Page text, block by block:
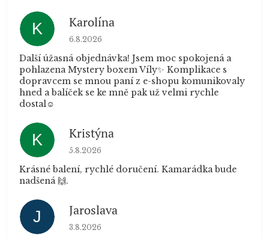
K Karolína
Hodnocení obchodu je 5 z 5 hvězdiček.
6.8.2026
Další úžasná objednávka! Jsem moc spokojená a
pohlazena Mystery boxem Víly✨ Komplikace s
dopravcem se mnou paní z e-shopu komunikovaly
hned a balíček se ke mně pak už velmi rychle
dostal☺️
K Kristýna
Hodnocení obchodu je 5 z 5 hvězdiček.
5.8.2026
Krásné balení, rychlé doručení. Kamarádka bude
nadšená 🙌.
J Jaroslava
Hodnocení obchodu je 5 z 5 hvězdiček.
3.8.2026